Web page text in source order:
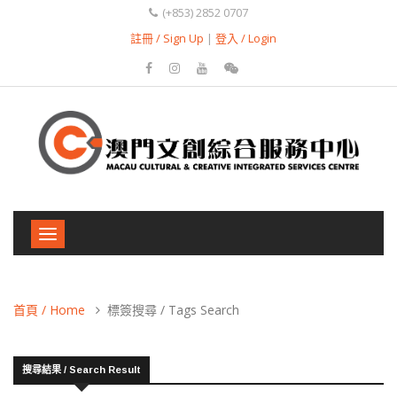
(+853) 2852 0707
註冊 / Sign Up | 登入 / Login
Toggle
navigation
首頁 / Home 標簽搜尋 / Tags Search
搜尋結果 / Search Result